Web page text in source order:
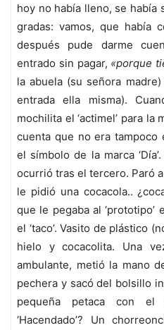
hoy no había lleno, se había
gradas: vamos, que había
después pude darme
entrado sin pagar, «porque
la abuela (su señora
entrada ella misma).
mochilita el ‘actimel’ para
cuenta que no era
el símbolo de la marca
ocurrió tras el tercero. Paró
le pidió una cocacola..
que le pegaba al ‘prototipo’
el ‘taco’. Vasito de plástico
hielo y cocacolita. Una
ambulante, metió la mano
pechera y sacó del bolsillo
pequeña petaca con el
‘Hacendado’? Un